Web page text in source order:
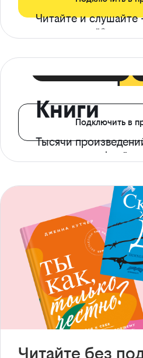
Читайте и слушайте
ограничений*
Книги
Тысячи
с доступом офлайн
Подключить в
Читайте без